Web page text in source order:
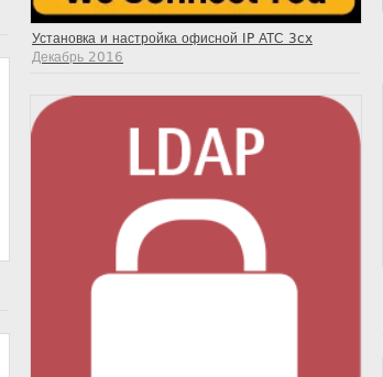
Установка и настройка офисной IP АТС 3cx
Декабрь 2016